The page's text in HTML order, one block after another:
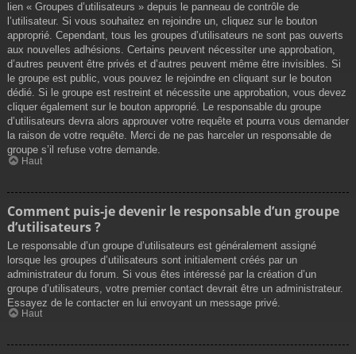
lien « Groupes d’utilisateurs » depuis le panneau de contrôle de
l’utilisateur. Si vous souhaitez en rejoindre un, cliquez sur le bouton
approprié. Cependant, tous les groupes d’utilisateurs ne sont pas ouverts
aux nouvelles adhésions. Certains peuvent nécessiter une approbation,
d’autres peuvent être privés et d’autres peuvent même être invisibles. Si
le groupe est public, vous pouvez le rejoindre en cliquant sur le bouton
dédié. Si le groupe est restreint et nécessite une approbation, vous devez
cliquer également sur le bouton approprié. Le responsable du groupe
d’utilisateurs devra alors approuver votre requête et pourra vous demander
la raison de votre requête. Merci de ne pas harceler un responsable de
groupe s’il refuse votre demande.
Haut
Comment puis-je devenir le responsable d’un groupe
d’utilisateurs ?
Le responsable d’un groupe d’utilisateurs est généralement assigné
lorsque les groupes d’utilisateurs sont initialement créés par un
administrateur du forum. Si vous êtes intéressé par la création d’un
groupe d’utilisateurs, votre premier contact devrait être un administrateur.
Essayez de le contacter en lui envoyant un message privé.
Haut